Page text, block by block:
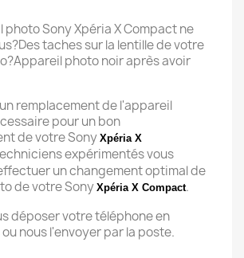
photo Sony Xpéria X Compact ne
taches sur la lentille de votre
photo noir après avoir
remplacement de l'appareil
pour un bon
de votre Sony Xpéria X
expérimentés vous
un changement optimal de
de votre Sony Xpéria X Compact.
déposer votre téléphone en
nous l'envoyer par la poste.